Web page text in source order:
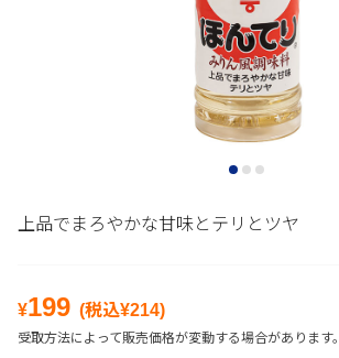
上品でまろやかな甘味とテリとツヤ
¥199 (税込¥214)
受取方法によって販売価格が変動する場合があります。